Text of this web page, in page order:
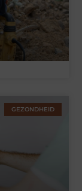
GEZONDHEID